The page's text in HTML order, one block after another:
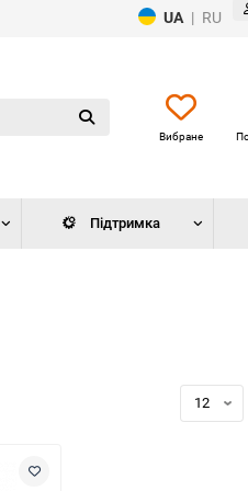
UA | RU
Вибране
Підтримка